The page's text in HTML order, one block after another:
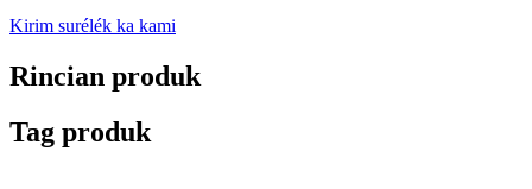
Kirim surélék ka kami
Rincian produk
Tag produk